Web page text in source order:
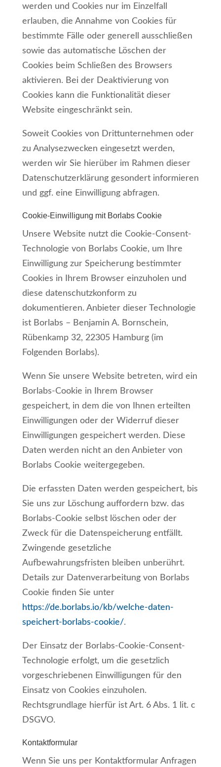
werden und Cookies nur im Einzelfall
erlauben, die Annahme von Cookies für
bestimmte Fälle oder generell ausschließen
sowie das automatische Löschen der
Cookies beim Schließen des Browsers
aktivieren. Bei der Deaktivierung von
Cookies kann die Funktionalität dieser
Website eingeschränkt sein.
Soweit Cookies von Drittunternehmen oder
zu Analysezwecken eingesetzt werden,
werden wir Sie hierüber im Rahmen dieser
Datenschutzerklärung gesondert informieren
und ggf. eine Einwilligung abfragen.
Cookie-Einwilligung mit Borlabs Cookie
Unsere Website nutzt die Cookie-Consent-
Technologie von Borlabs Cookie, um Ihre
Einwilligung zur Speicherung bestimmter
Cookies in Ihrem Browser einzuholen und
diese datenschutzkonform zu
dokumentieren. Anbieter dieser Technologie
ist Borlabs – Benjamin A. Bornschein,
Rübenkamp 32, 22305 Hamburg (im
Folgenden Borlabs).
Wenn Sie unsere Website betreten, wird ein
Borlabs-Cookie in Ihrem Browser
gespeichert, in dem die von Ihnen erteilten
Einwilligungen oder der Widerruf dieser
Einwilligungen gespeichert werden. Diese
Daten werden nicht an den Anbieter von
Borlabs Cookie weitergegeben.
Die erfassten Daten werden gespeichert, bis
Sie uns zur Löschung auffordern bzw. das
Borlabs-Cookie selbst löschen oder der
Zweck für die Datenspeicherung entfällt.
Zwingende gesetzliche
Aufbewahrungsfristen bleiben unberührt.
Details zur Datenverarbeitung von Borlabs
Cookie finden Sie unter
https://de.borlabs.io/kb/welche-daten-
speichert-borlabs-cookie/.
Der Einsatz der Borlabs-Cookie-Consent-
Technologie erfolgt, um die gesetzlich
vorgeschriebenen Einwilligungen für den
Einsatz von Cookies einzuholen.
Rechtsgrundlage hierfür ist Art. 6 Abs. 1 lit. c
DSGVO.
Kontaktformular
Wenn Sie uns per Kontaktformular Anfragen